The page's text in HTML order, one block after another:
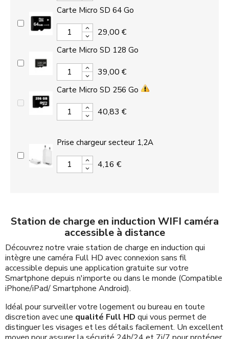
Carte Micro SD 64 Go
29,00 €
Carte Micro SD 128 Go
39,00 €
Carte Micro SD 256 Go
40,83 €
Prise chargeur secteur 1,2A
4,16 €
Station de charge en induction WIFI caméra
accessible à distance
Découvrez notre vraie station de charge en induction qui
intègre une caméra Full HD avec connexion sans fil
accessible depuis une application gratuite sur votre
Smartphone depuis n'importe ou dans le monde (Compatible
iPhone/iPad/ Smartphone Android).
Idéal pour surveiller votre logement ou bureau en toute
discretion avec une qualité Full HD qui vous permet de
distinguer les visages et les détails facilement. Un excellent